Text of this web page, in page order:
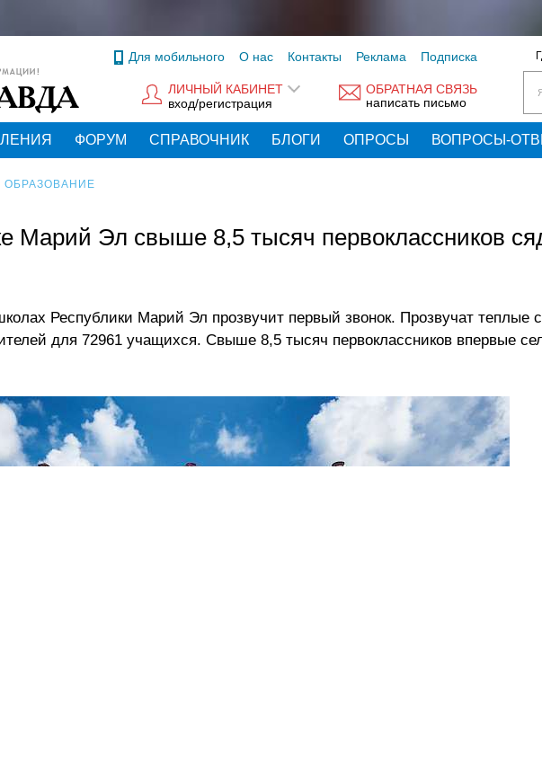
Для мобильного О нас Контакты Реклама Подписка
ОБРАТНАЯ СВЯЗЬ
написать письмо
ЛИЧНЫЙ КАБИНЕТ
вход/регистрация
ФОРУМ СПРАВОЧНИК БЛОГИ ОПРОСЫ ВОПРОСЫ-
ОБРАЗОВАНИЕ
Марий Эл свыше 8,5 тысяч первоклассников
Республики Марий Эл прозвучит первый звонок. Прозвучат теплые
для 72961 учащихся. Свыше 8,5 тысяч первоклассников впервые